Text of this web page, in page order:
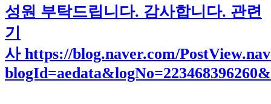
성원 부탁드립니다. 감사합니다. 관련
기
사 https://blog.naver.com/